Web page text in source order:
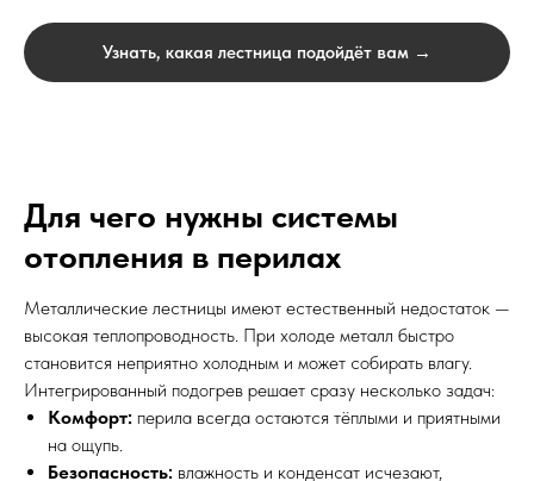
Узнать, какая лестница подойдёт вам →
Для чего нужны системы
отопления в перилах
Металлические лестницы имеют естественный недостаток —
высокая теплопроводность. При холоде металл быстро
становится неприятно холодным и может собирать влагу.
Интегрированный подогрев решает сразу несколько задач:
Комфорт: перила всегда остаются тёплыми и приятными
на ощупь.
Безопасность: влажность и конденсат исчезают,